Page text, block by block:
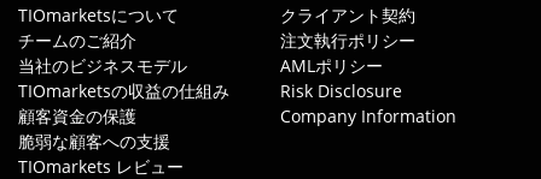
TIOmarketsについて
チームのご紹介
当社のビジネスモデル
TIOmarketsの収益の仕組み
顧客資金の保護
脆弱な顧客への支援
TIOmarkets レビュー
クライアント契約
注文執行ポリシー
AMLポリシー
Risk Disclosure
Company Information